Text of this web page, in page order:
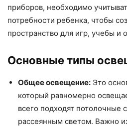
приборов, необходимо
потребности ребенка, чтобы
пространство для игр, учебы и
Основные типы
Общее освещение: Это
который равномерно
всего подходят потолочные
рассеянным светом. Важно